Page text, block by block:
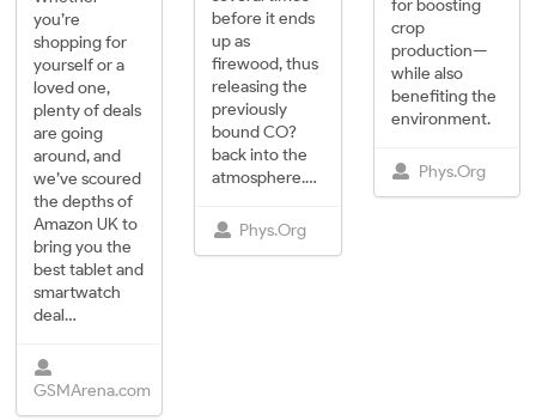
you’re
shopping for
yourself or a
loved one,
plenty of deals
are going
around, and
we’ve scoured
the depths of
Amazon UK to
bring you the
best tablet and
smartwatch
deal…
GSMArena.com
before it ends
up as
firewood, thus
releasing the
previously
bound CO?
back into the
atmosphere.…
Phys.Org
for boosting
crop
production—
while also
benefiting the
environment.
Phys.Org